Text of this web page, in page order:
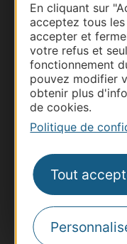
En cliquant sur
acceptez tous
accepter et
votre refus et
fonctionnement
pouvez modifier
obtenir plus
de cookies.
Politique de
Tout
Thermalisme
Business/Mice
Pros d'Occitanie
Site presse et
Voyagistes